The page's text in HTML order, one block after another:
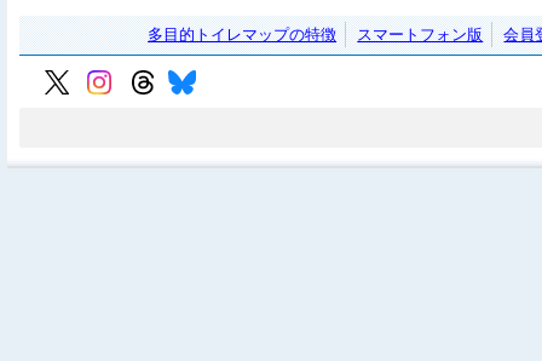
多目的トイレマップの特徴 スマートフォン版 会員